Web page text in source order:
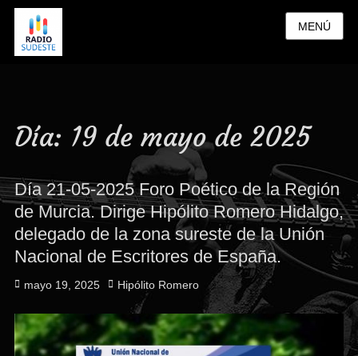
MENÚ
Día: 19 de mayo de 2025
Día 21-05-2025 Foro Poético de la Región
de Murcia. Dirige Hipólito Romero Hidalgo,
delegado de la zona sureste de la Unión
Nacional de Escritores de España.
Publicado
mayo 19, 2025 Autor
Hipólito Romero